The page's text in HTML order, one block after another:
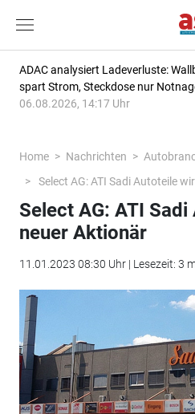
ADAC analysiert Ladeverluste:
spart Strom, Steckdose nur
06.08.2026, 14:17 Uhr
Home Nachrichten
Select AG: ATI Sadi Autoteile
Select AG: ATI
neuer Aktionär
11.01.2023 08:30 Uhr | Lesezeit: 3